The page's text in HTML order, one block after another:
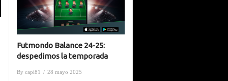
Futmondo Balance 24-25:
despedimos la temporada
By capi81 / 28 mayo 2025